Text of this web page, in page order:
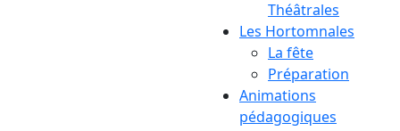
Théâtrales
Les Hortomnales
La fête
Préparation
Animations
pédagogiques